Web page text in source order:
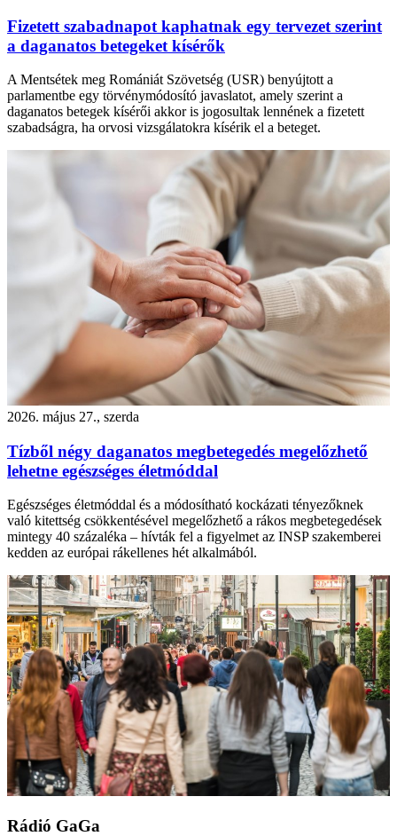
Fizetett szabadnapot kaphatnak egy tervezet szerint
a daganatos betegeket kísérők
A Mentsétek meg Romániát Szövetség (USR) benyújtott a
parlamentbe egy törvénymódosító javaslatot, amely szerint a
daganatos betegek kísérői akkor is jogosultak lennének a fizetett
szabadságra, ha orvosi vizsgálatokra kísérik el a beteget.
2026. május 27., szerda
Tízből négy daganatos megbetegedés megelőzhető
lehetne egészséges életmóddal
Egészséges életmóddal és a módosítható kockázati tényezőknek
való kitettség csökkentésével megelőzhető a rákos megbetegedések
mintegy 40 százaléka – hívták fel a figyelmet az INSP szakemberei
kedden az európai rákellenes hét alkalmából.
Rádió GaGa